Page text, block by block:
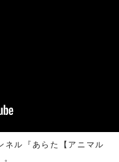
ネル『あらた【アニマル